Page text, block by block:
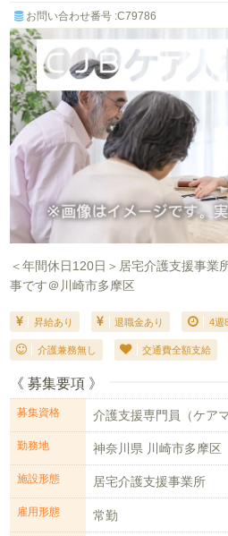
お問い合わせ番号 :C79786
＜年間休日120日＞居宅介護支援事業
事です＠川崎市多摩区
昇給あり 退職金あり 4週
介護兼務無し 交通費全額支給
《 募集要項 》
募集資格 介護支援専門員（ケア
勤務地 神奈川県 川崎市多摩区
施設形態 居宅介護支援事業所
雇用形態 常勤